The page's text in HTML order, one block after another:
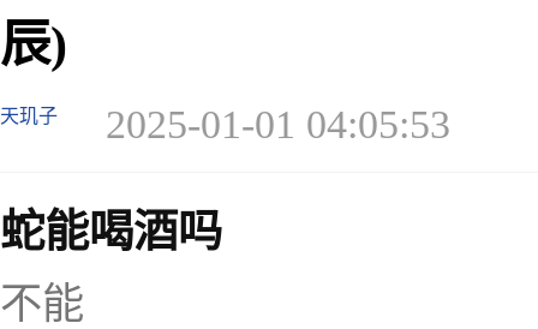
辰)
天玑子 2025-01-01 04:05:53
蛇能喝酒吗
不能